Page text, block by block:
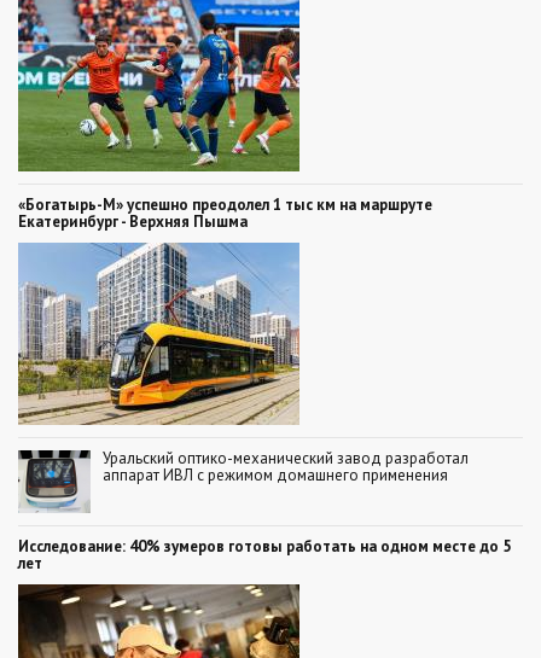
«Богатырь-М» успешно преодолел 1 тыс км на маршруте
Екатеринбург - Верхняя Пышма
Уральский оптико-механический завод разработал
аппарат ИВЛ с режимом домашнего применения
Исследование: 40% зумеров готовы работать на одном месте до 5
лет